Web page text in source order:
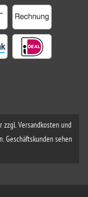
Versandkosten und
Geschäftskunden sehen